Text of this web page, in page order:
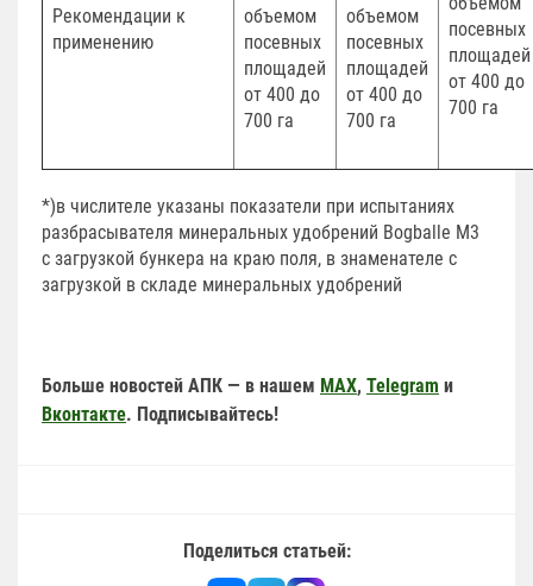
Рекомендации к
применению
объемом
посевных
площадей
от 400 до
700 га
объемом
посевных
площадей
от 400 до
700 га
посевных
площадей
от 400 до
700 га
*)в числителе указаны показатели при испытаниях
разбрасывателя минеральных удобрений Bogballe М3
с загрузкой бункера на краю поля, в знаменателе с
загрузкой в складе минеральных удобрений
Больше новостей АПК — в нашем MAX, Telegram и
Вконтакте. Подписывайтесь!
Поделиться статьей: